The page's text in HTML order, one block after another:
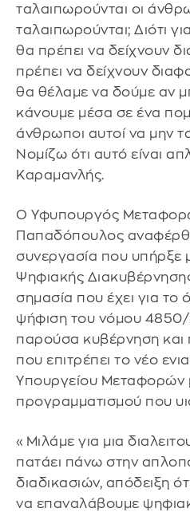
ταλαιπωρούνται οι
ταλαιπωρούνται; Διότι
θα πρέπει να δείχνουν
πρέπει να δείχνουν
θα θέλαμε να δούμε αν
κάνουμε μέσα σε ένα
άνθρωποι αυτοί να μην
Νομίζω ότι αυτό είναι
Καραμανλής.
Ο Υφυπουργός
Παπαδόπουλος
συνεργασία που υπήρξε
Ψηφιακής
σημασία που έχει για το
ψήφιση του νόμου 4850/
παρούσα κυβέρνηση και
που επιτρέπει το νέο
Υπουργείου Μεταφορών
προγραμματισμού που
«Μιλάμε για μια
πατάει πάνω στην
διαδικασιών, απόδειξη
να επαναλάβουμε